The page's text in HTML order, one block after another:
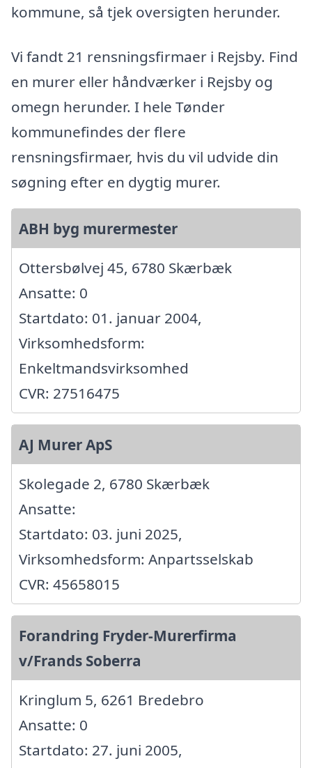
kommune, så tjek oversigten herunder.
Vi fandt 21 rensningsfirmaer i Rejsby. Find
en murer eller håndværker i Rejsby og
omegn herunder. I hele Tønder
kommunefindes der flere
rensningsfirmaer, hvis du vil udvide din
søgning efter en dygtig murer.
ABH byg murermester
Ottersbølvej 45, 6780 Skærbæk
Ansatte: 0
Startdato: 01. januar 2004,
Virksomhedsform:
Enkeltmandsvirksomhed
CVR: 27516475
AJ Murer ApS
Skolegade 2, 6780 Skærbæk
Ansatte:
Startdato: 03. juni 2025,
Virksomhedsform: Anpartsselskab
CVR: 45658015
Forandring Fryder-Murerfirma
v/Frands Soberra
Kringlum 5, 6261 Bredebro
Ansatte: 0
Startdato: 27. juni 2005,